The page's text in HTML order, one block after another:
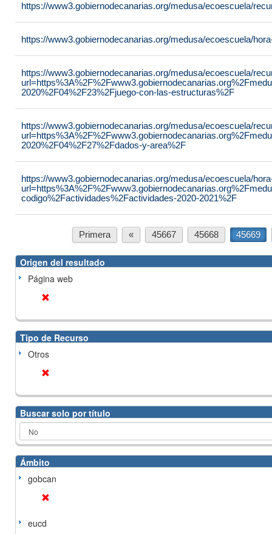
https://www3.gobiernodecanarias.org/medusa/ecoescuela/
https://www3.gobiernodecanarias.org/medusa/ecoescuela/
https://www3.gobiernodecanarias.org/medusa/ecoescuela/
2020%2F04%2F23%2Fjuego-con-las-estructuras%2F
https://www3.gobiernodecanarias.org/medusa/ecoescuela/
2020%2F04%2F27%2Fdados-y-area%2F
https://www3.gobiernodecanarias.org/medusa/ecoescuela/
codigo%2Factividades%2Factividades-2020-2021%2F
Primera « 45667 45668 45669
Origen del resultado
Página web
Tipo de Recurso
Otros
Buscar solo por título
Ámbito
gobcan
eucd